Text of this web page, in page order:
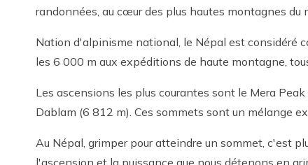
randonnées, au cœur des plus hautes montagnes du
Nation d'alpinisme national, le Népal est considéré
les 6 000 m aux expéditions de haute montagne,
Les ascensions les plus courantes sont le Mera
Dablam (6 812 m). Ces sommets sont un mélange
Au Népal, grimper pour atteindre un sommet, c'est